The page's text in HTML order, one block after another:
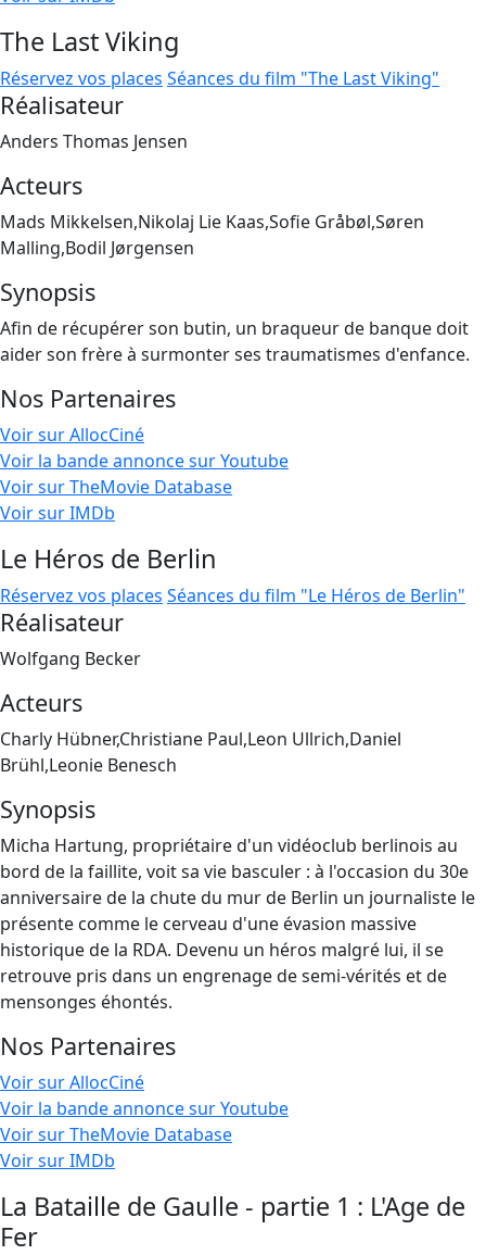
The Last Viking
Réservez vos places Séances du film "The Last Viking"
Réalisateur
Anders Thomas Jensen
Acteurs
Mads Mikkelsen,Nikolaj Lie Kaas,Sofie Gråbøl,Søren
Malling,Bodil Jørgensen
Synopsis
Afin de récupérer son butin, un braqueur de banque doit
aider son frère à surmonter ses traumatismes d'enfance.
Nos Partenaires
Voir sur AllocCiné
Voir la bande annonce sur Youtube
Voir sur TheMovie Database
Voir sur IMDb
Le Héros de Berlin
Réservez vos places Séances du film "Le Héros de Berlin"
Réalisateur
Wolfgang Becker
Acteurs
Charly Hübner,Christiane Paul,Leon Ullrich,Daniel
Brühl,Leonie Benesch
Synopsis
Micha Hartung, propriétaire d'un vidéoclub berlinois au
bord de la faillite, voit sa vie basculer : à l'occasion du 30e
anniversaire de la chute du mur de Berlin un journaliste le
présente comme le cerveau d'une évasion massive
historique de la RDA. Devenu un héros malgré lui, il se
retrouve pris dans un engrenage de semi-vérités et de
mensonges éhontés.
Nos Partenaires
Voir sur AllocCiné
Voir la bande annonce sur Youtube
Voir sur TheMovie Database
Voir sur IMDb
La Bataille de Gaulle - partie 1 : L'Age de
Fer